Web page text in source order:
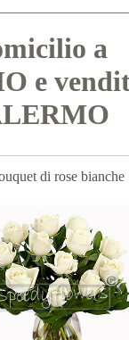
a
e
di rose bianche